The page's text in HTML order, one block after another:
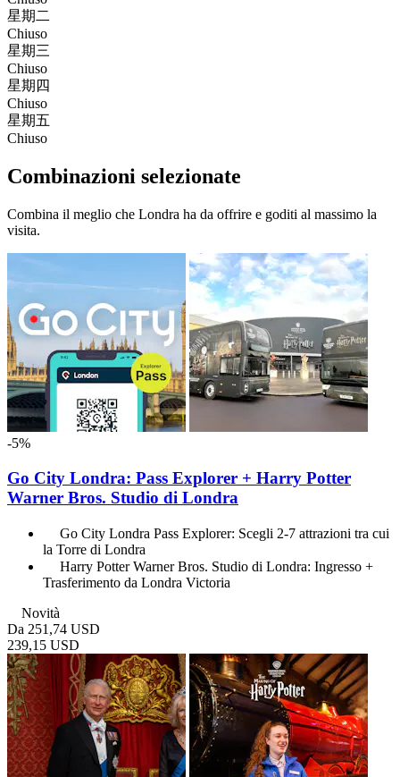
星期二
Chiuso
星期三
Chiuso
星期四
Chiuso
星期五
Chiuso
Combinazioni selezionate
Combina il meglio che Londra ha da offrire e goditi al massimo la
visita.
-5%
Go City Londra: Pass Explorer + Harry Potter
Warner Bros. Studio di Londra
Go City Londra Pass Explorer: Scegli 2-7 attrazioni tra cui
la Torre di Londra
Harry Potter Warner Bros. Studio di Londra: Ingresso +
Trasferimento da Londra Victoria
Novità
Da 251,74 USD
239,15 USD